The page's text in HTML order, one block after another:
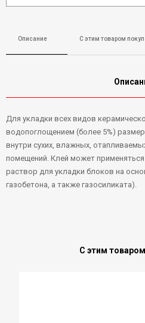
Описание С этим товаром
Для укладки всех видов
водопоглощением (более 5%)
внутри сухих, влажных,
помещений. Клей может
раствор для укладки блоков на
газобетона, а также газосиликата).
С этим